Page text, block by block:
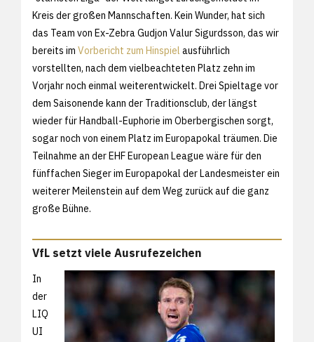
Kreis der großen Mannschaften. Kein Wunder, hat sich
das Team von Ex-Zebra Gudjon Valur Sigurdsson, das wir
bereits im Vorbericht zum Hinspiel ausführlich
vorstellten, nach dem vielbeachteten Platz zehn im
Vorjahr noch einmal weiterentwickelt. Drei Spieltage vor
dem Saisonende kann der Traditionsclub, der längst
wieder für Handball-Euphorie im Oberbergischen sorgt,
sogar noch von einem Platz im Europapokal träumen. Die
Teilnahme an der EHF European League wäre für den
fünffachen Sieger im Europapokal der Landesmeister ein
weiterer Meilenstein auf dem Weg zurück auf die ganz
große Bühne.
VfL setzt viele Ausrufezeichen
In
der
LIQ
UI